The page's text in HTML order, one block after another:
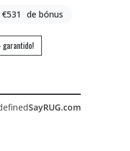
de bónus
garantido!
SayRUG.com